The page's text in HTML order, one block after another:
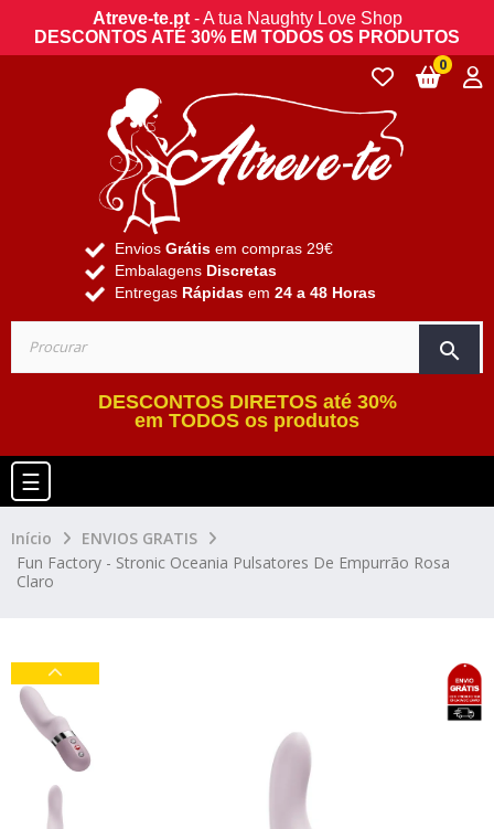
Atreve-te.pt- A tua Naughty Love Shop
DESCONTOS ATÉ 30% EM TODOS OS PRODUTOS
Envios Grátis em compras 29€
Embalagens Discretas
Entregas Rápidas em 24 a 48 Horas
search
0
DESCONTOS DIRETOS até 30%
em TODOS os produtos
Toggle navigation
☰
Início
ENVIOS GRATIS
Fun Factory - Stronic Oceania Pulsatores De Empurrão Rosa
Claro